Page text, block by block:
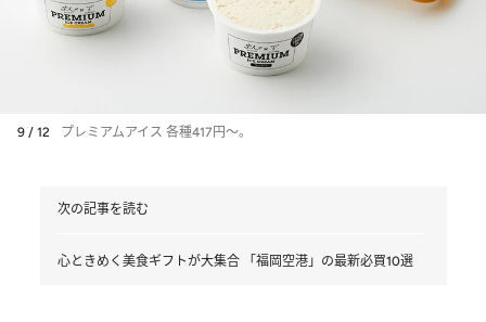
9 / 12 プレミアムアイス 各種417円～。
次の記事を読む
心ときめく美食ギフトが大集合 「福岡空港」の最新必買10選